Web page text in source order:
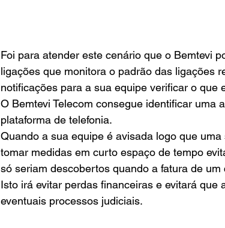
Foi para atender este cenário que o Bemtevi
ligações que monitora o padrão das ligações
notificações para a sua equipe verificar o que
O Bemtevi Telecom consegue identificar uma
plataforma de telefonia.
Quando a sua equipe é avisada logo que
tomar medidas em curto espaço de tempo
só seriam descobertos quando a fatura de um
Isto irá evitar perdas financeiras e evitará
eventuais processos judiciais.